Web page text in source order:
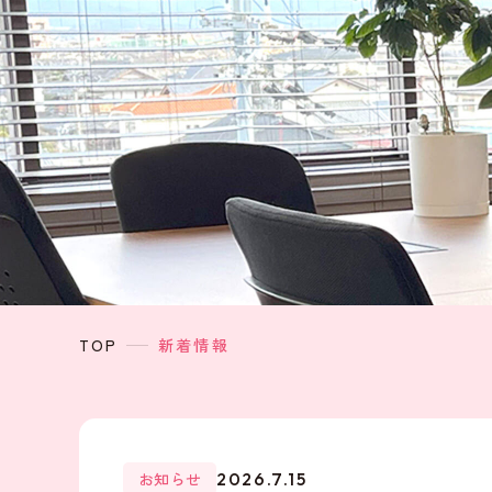
TOP 新着情報
お知らせ 2026.7.15